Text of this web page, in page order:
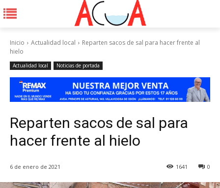
Inicio Actualidad local
Reparten sacos de sal para hacer frente al
hielo
Actualidad local Noticias de portada
Reparten sacos de sal para
hacer frente al hielo
6 de enero de 2021 0
1641